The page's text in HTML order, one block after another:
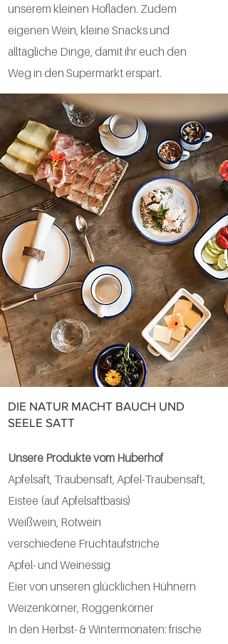
unserem kleinen Hofladen. Zudem
eigenen Wein, kleine Snacks und
alltägliche Dinge, damit ihr euch den
Weg in den Supermarkt erspart.
DIE NATUR MACHT BAUCH UND
SEELE SATT
Unsere Produkte vom Huberhof
Apfelsaft, Traubensaft, Apfel-Traubensaft,
Eistee (auf Apfelsaftbasis)
Weißwein, Rotwein
verschiedene Fruchtaufstriche
Apfel- und Weinessig
Eier von unseren glücklichen Hühnern
Weizenkörner, Roggenkörner
In den Herbst- & Wintermonaten: frische